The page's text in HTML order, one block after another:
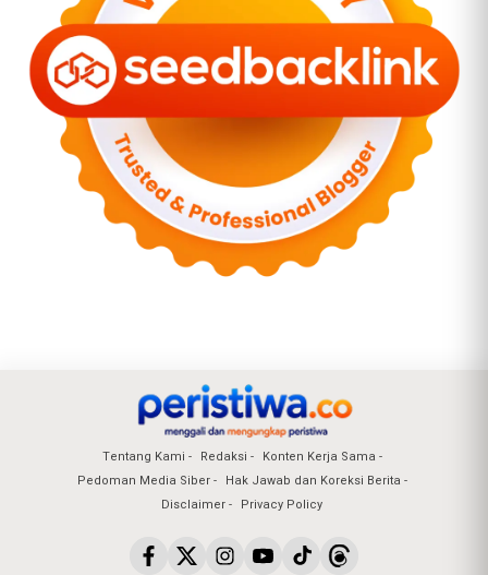
Tentang Kami Redaksi
Konten Kerja Sama
Pedoman Media Siber
Hak Jawab dan Koreksi Berita
Disclaimer
Privacy Policy